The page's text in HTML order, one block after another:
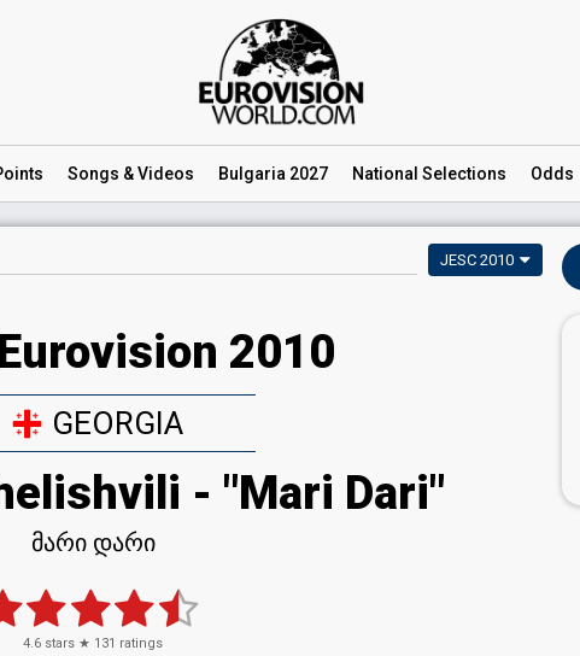
Songs & Videos Bulgaria 2027 National Selections Odds
JESC 2010
2010
GEORGIA
- "Mari Dari"
მარი დარი
4.6 stars ★ 131 ratings